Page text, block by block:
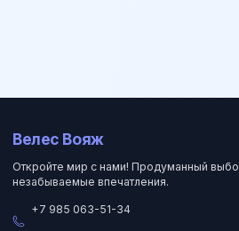
Велес Вояж
Откройте мир с нами! Продуманный
незабываемые впечатления.
+7 985 063-51-34